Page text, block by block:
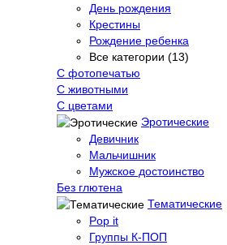
День рождения
Крестины
Рождение ребенка
Все категории (13)
С фотопечатью
C животными
С цветами
Эротические
Девичник
Мальчишник
Мужское достоинство
Без глютена
Тематические
Pop it
Группы К-ПОП